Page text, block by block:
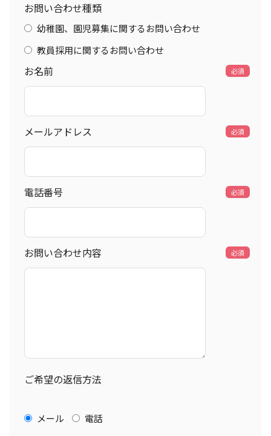
お問い合わせ種類
幼稚園、園児募集に関するお問い合わせ
教員採用に関するお問い合わせ
お名前 必須
メールアドレス 必須
電話番号 必須
お問い合わせ内容 必須
ご希望の返信方法
メール 電話